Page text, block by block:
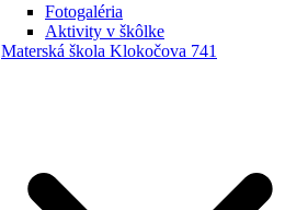
Fotogaléria
Aktivity v škôlke
Materská škola Klokočova 741